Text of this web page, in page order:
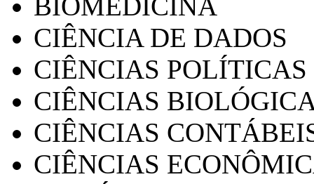
CIÊNCIA DE DADOS
CIÊNCIAS POLÍTICAS
CIÊNCIAS
CIÊNCIAS
CIÊNCIAS